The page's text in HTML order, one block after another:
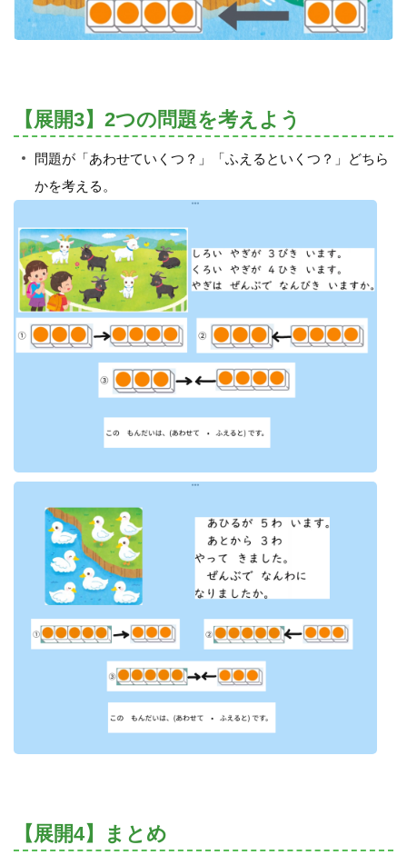
【展開3】2つの問題を考えよう
問題が「あわせていくつ？」「ふえるといくつ？」どちら
かを考える。
【展開4】まとめ